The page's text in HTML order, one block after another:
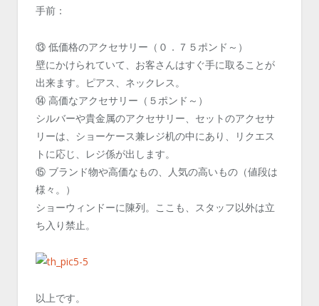
手前：
⑬ 低価格のアクセサリー（０．７５ポンド～）
壁にかけられていて、お客さんはすぐ手に取ることが
出来ます。ピアス、ネックレス。
⑭ 高価なアクセサリー（５ポンド～）
シルバーや貴金属のアクセサリー、セットのアクセサ
リーは、ショーケース兼レジ机の中にあり、リクエス
トに応じ、レジ係が出します。
⑮ ブランド物や高価なもの、人気の高いもの（値段は
様々。）
ショーウィンドーに陳列。ここも、スタッフ以外は立
ち入り禁止。
以上です。